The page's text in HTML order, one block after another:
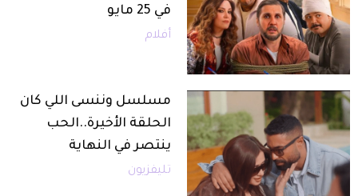
في 25 مايو
أفلام
مسلسل وننسى اللي كان
الحلقة الأخيرة..الحب
ينتصر في النهاية
تليفزيون